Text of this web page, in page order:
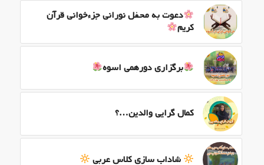
دعوت به محفل نورانی جزءخوانی قرآن
کریم
برگزاری دورهمی اسوه
کمال گرایی والدین…؟
شاداب سازی کلاس عربی